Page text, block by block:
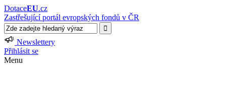
DotaceEU.cz
Zastřešující portál evropských fondů v ČR
Newslettery
Přihlásit se
Menu